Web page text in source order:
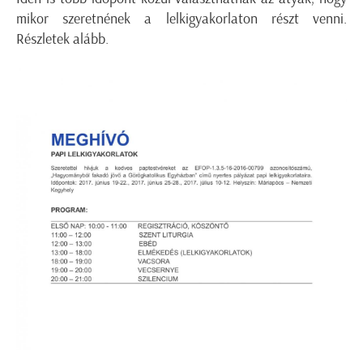
mikor szeretnének a lelkigyakorlaton részt venni.
Részletek alább.